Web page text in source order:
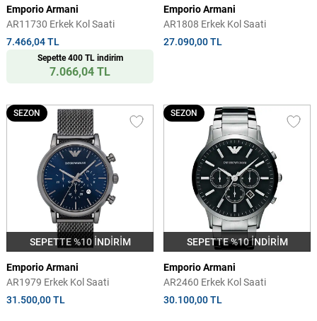
Emporio Armani
AR11730 Erkek Kol Saati
7.466,04 TL
Sepette 400 TL indirim
7.066,04 TL
Emporio Armani
AR1808 Erkek Kol Saati
27.090,00 TL
SEPETTE %10 İNDİRİM
SEZON
Emporio Armani
AR1979 Erkek Kol Saati
31.500,00 TL
SEPETTE %10 İNDİRİM
SEZON
Emporio Armani
AR2460 Erkek Kol Saati
30.100,00 TL